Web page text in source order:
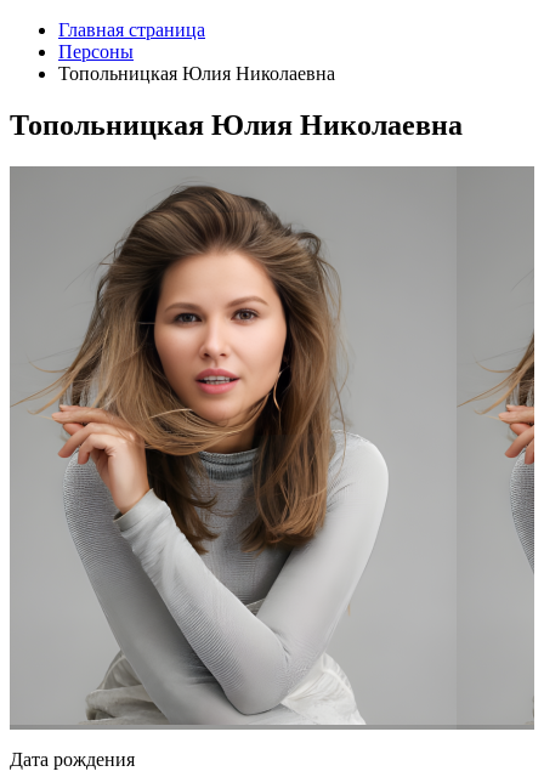
Главная страница
Персоны
Топольницкая Юлия Николаевна
Топольницкая Юлия Николаевна
Дата рождения